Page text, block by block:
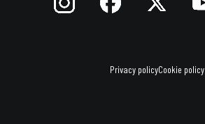
Privacy policyCookie policy